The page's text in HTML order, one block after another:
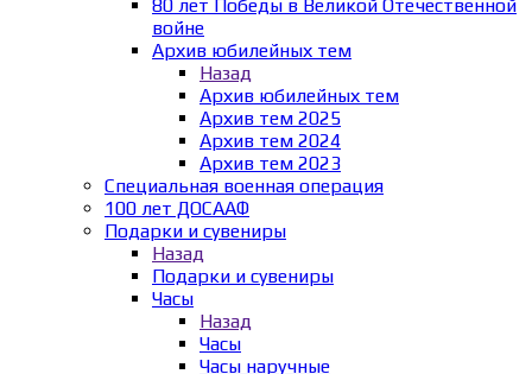
80 лет Победы в Великой Отечественной
войне
Архив юбилейных тем
Назад
Архив юбилейных тем
Архив тем 2025
Архив тем 2024
Архив тем 2023
Специальная военная операция
100 лет ДОСААФ
Подарки и сувениры
Назад
Подарки и сувениры
Часы
Назад
Часы
Часы наручные